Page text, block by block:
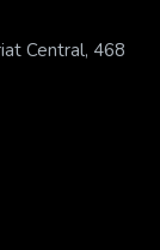
Central, 468